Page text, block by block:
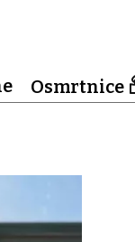
Osmrtnice